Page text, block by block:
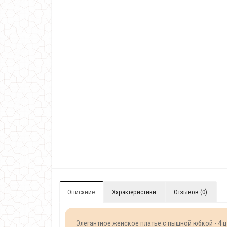
Описание Характеристики Отзывов (0)
Элегантное женское платье с пышной юбкой - 4